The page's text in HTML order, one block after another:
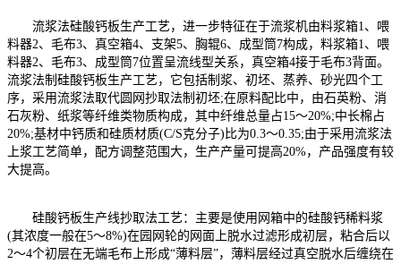
流浆法硅酸钙板生产工艺，进一步特征在于流浆机由料浆箱1、喂
料器2、毛布3、真空箱4、支架5、胸辊6、成型筒7构成，料浆箱1、喂
料器2、毛布3、成型筒7位置呈流线型关系，真空箱4接于毛布3背面。
流浆法制硅酸钙板生产工艺，它包括制浆、初坯、蒸养、砂光四个工
序，采用流浆法取代圆网抄取法制初坯;在原料配比中，由石英粉、消
石灰粉、纸浆等纤维类物质构成，其中纤维总量占15～20%;中长棉占
20%;基材中钙质和硅质材质(C/S克分子)比为0.3～0.35;由于采用流浆法
上浆工艺简单，配方调整范围大，生产产量可提高20%，产品强度有较
大提高。
硅酸钙板生产线抄取法工艺：主要是使用网箱中的硅酸钙稀料浆
(其浓度一般在5～8%)在园网轮的网面上脱水过滤形成初层，粘合后以
2～4个初层在无端毛布上形成“薄料层”，薄料层经过真空脱水后缠绕在